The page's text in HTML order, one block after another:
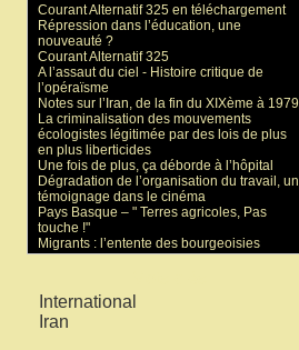
Courant Alternatif 325 en téléchargement
Répression dans l’éducation, une
nouveauté ?
Courant Alternatif 325
A l’assaut du ciel - Histoire critique de
l’opéraïsme
Notes sur l’Iran, de la fin du XIXème à 1979
La criminalisation des mouvements
écologistes légitimée par des lois de plus
en plus liberticides
Une fois de plus, ça déborde à l’hôpital
Dégradation de l’organisation du travail, un
témoignage dans le cinéma
Pays Basque – " Terres agricoles, Pas
touche !"
Migrants : l’entente des bourgeoisies
International
Iran